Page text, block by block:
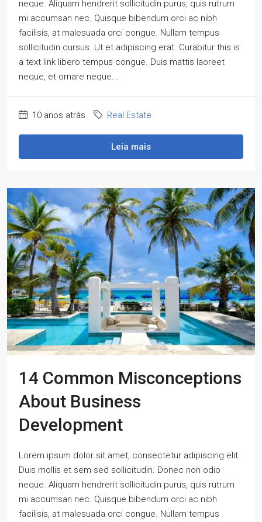
neque. Aliquam hendrerit sollicitudin purus, quis rutrum
mi accumsan nec. Quisque bibendum orci ac nibh
facilisis, at malesuada orci congue. Nullam tempus
sollicitudin cursus. Ut et adipiscing erat. Curabitur this is
a text link libero tempus congue. Duis mattis laoreet
neque, et ornare neque...
10 anos atrás Real Estate
Leia mais
14 Common Misconceptions
About Business
Development
Lorem ipsum dolor sit amet, consectetur adipiscing elit.
Duis mollis et sem sed sollicitudin. Donec non odio
neque. Aliquam hendrerit sollicitudin purus, quis rutrum
mi accumsan nec. Quisque bibendum orci ac nibh
facilisis, at malesuada orci congue. Nullam tempus